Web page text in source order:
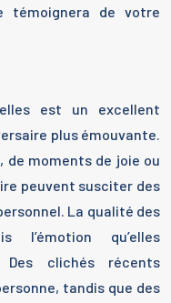
témoignera de votre
est un excellent
plus émouvante.
de moments de joie ou
peuvent susciter des
La qualité des
l’émotion qu’elles
clichés récents
tandis que des